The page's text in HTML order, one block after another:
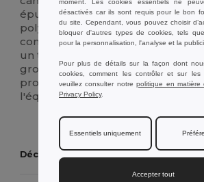
épurée et minimaliste en fait un
polyvalent pour la
construction à paroi simple la
un transport facile. Parfaite pour
groupées, cette bouteille offre
professionnel pour les cadeaux
l'équipement d'équipes sportives.
Découvrez d'autres produits
désactivés car ils sont requis pour le bon
du site. Cependant, vous pouvez choisir
bloquer d'autres types de cookies, tels
pour la personnalisation, l'analyse et la
Pour plus de détails sur la façon dont
cookies, comment les contrôler et sur les
veuillez consulter notrepolitique en matière
Privacy Policy.
Essentiels uniquement
Accepter tout